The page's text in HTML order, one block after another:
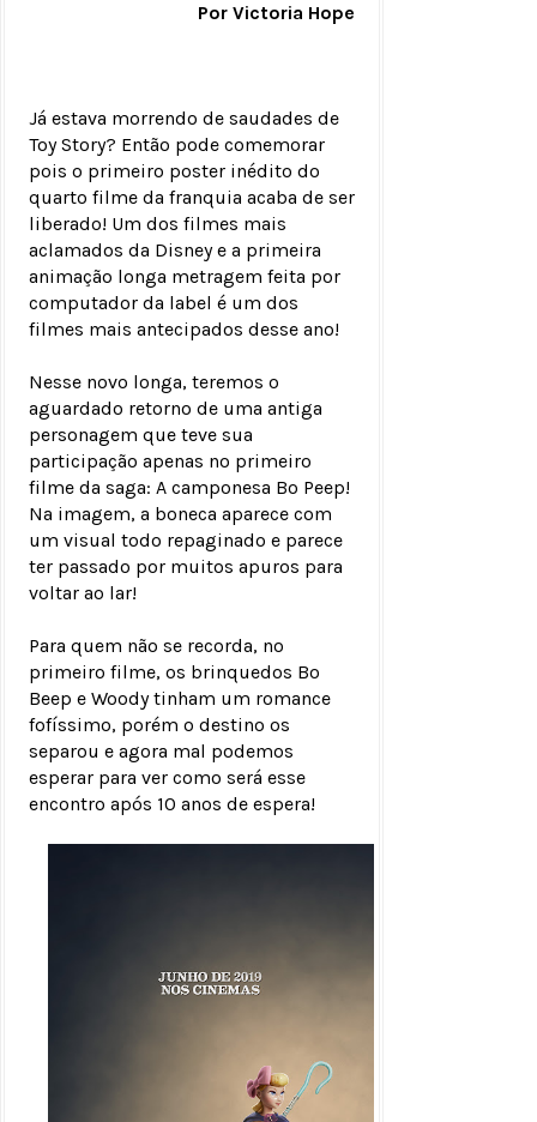
Por Victoria Hope
Já estava morrendo de saudades de
Toy Story? Então pode comemorar
pois o primeiro poster inédito do
quarto filme da franquia acaba de ser
liberado! Um dos filmes mais
aclamados da Disney e a primeira
animação longa metragem feita por
computador da label é um dos
filmes mais antecipados desse ano!
Nesse novo longa, teremos o
aguardado retorno de uma antiga
personagem que teve sua
participação apenas no primeiro
filme da saga: A camponesa Bo Peep!
Na imagem, a boneca aparece com
um visual todo repaginado e parece
ter passado por muitos apuros para
voltar ao lar!
Para quem não se recorda, no
primeiro filme, os brinquedos Bo
Beep e Woody tinham um romance
fofíssimo, porém o destino os
separou e agora mal podemos
esperar para ver como será esse
encontro após 10 anos de espera!